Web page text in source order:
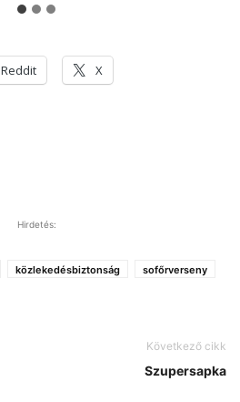
Reddit X
Hirdetés:
közlekedésbiztonság
sofőrverseny
Következő cikk
Szupersapka